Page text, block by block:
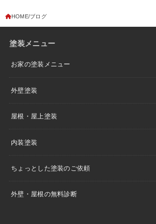
HOME ブログ
塗装メニュー
お家の塗装メニュー
外壁塗装
屋根・屋上塗装
内装塗装
ちょっとした塗装のご依頼
外壁・屋根の無料診断